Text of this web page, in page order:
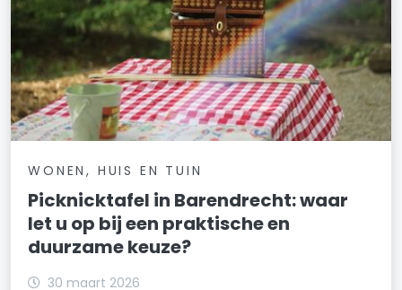
WONEN, HUIS EN TUIN
Picknicktafel in Barendrecht: waar
let u op bij een praktische en
duurzame keuze?
30 maart 2026